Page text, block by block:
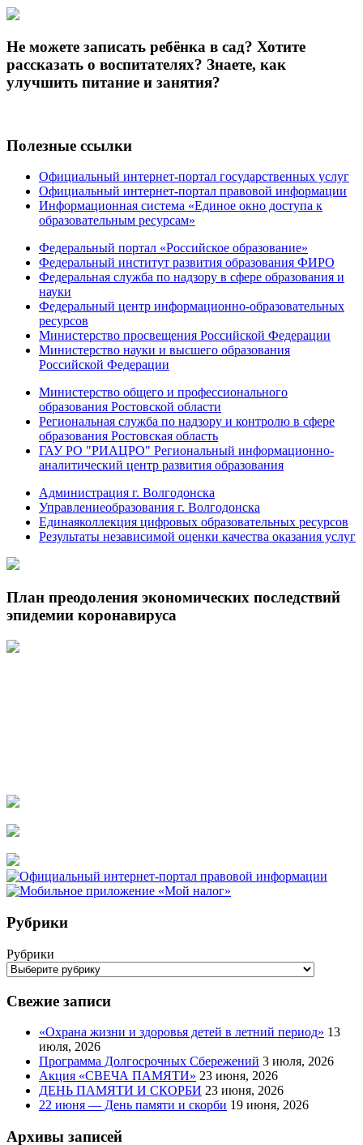
Не можете записать ребёнка в сад? Хотите
рассказать о воспитателях? Знаете, как
улучшить питание и занятия?
Полезные ссылки
Официальный интернет-портал государственных услуг
Официальный интернет-портал правовой информации
Информационная система «Единое окно доступа к
образовательным ресурсам»
Федеральный портал «Российское образование»
Федеральный институт развития образования ФИРО
Федеральная служба по надзору в сфере образования и
науки
Федеральный центр информационно-образовательных
ресурсов
Министерство просвещения Российской Федерации
Министерство науки и высшего образования
Российской Федерации
Министерство общего и профессионального
образования Ростовской области
Региональная служба по надзору и контролю в сфере
образования Ростовская область
ГАУ РО "РИАЦРО" Региональный информационно-
аналитический центр развития образования
Администрация г. Волгодонска
Управлениеобразования г. Волгодонска
Единаяколлекция цифровых образовательных ресурсов
Результаты независимой оценки качества оказания услуг
План преодоления экономических последствий
эпидемии коронавируса
Рубрики
Рубрики
Свежие записи
«Охрана жизни и здоровья детей в летний период» 13
июля, 2026
Программа Долгосрочных Сбережений 3 июля, 2026
Акция «СВЕЧА ПАМЯТИ» 23 июня, 2026
ДЕНЬ ПАМЯТИ И СКОРБИ 23 июня, 2026
22 июня — День памяти и скорби 19 июня, 2026
Архивы записей